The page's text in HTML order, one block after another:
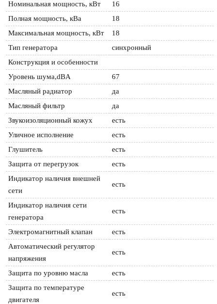
Номинальная мощность, кВт
16
Полная мощность, кВа
18
Максимальная мощность, кВт
18
Тип генератора
синхронный
Конструкция и особенности
Уровень шума,dBA
67
Масляный радиатор
да
Масляный фильтр
да
Звукоизоляционный кожух
есть
Уличное исполнение
есть
Глушитель
есть
Защита от перегрузок
есть
Индикатор наличия внешней
сети
есть
Индикатор наличия сети
генератора
есть
Электромагнитный клапан
есть
Автоматический регулятор
напряжения
есть
Защита по уровню масла
есть
Защита по температуре
двигателя
есть